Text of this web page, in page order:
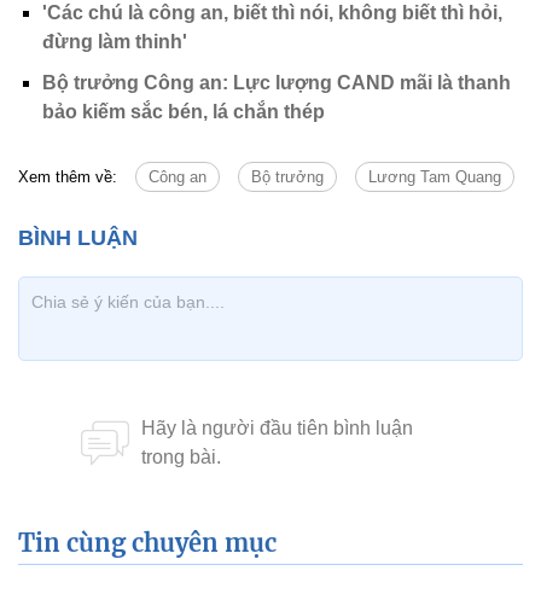
'Các chú là công an, biết thì nói, không biết thì hỏi,
đừng làm thinh'
Bộ trưởng Công an: Lực lượng CAND mãi là thanh
bảo kiếm sắc bén, lá chắn thép
Xem thêm về: Công an Bộ trưởng Lương Tam Quang
Tin cùng chuyên mục